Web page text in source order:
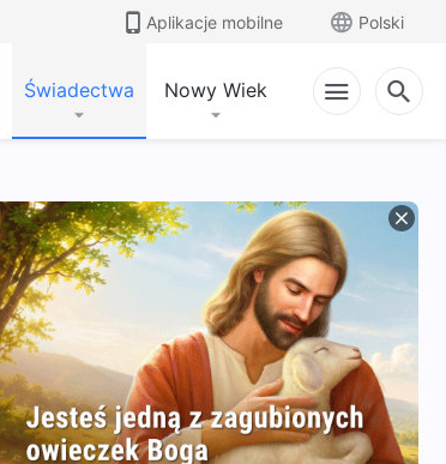
Aplikacje mobilne Polski
Świadectwa Nowy Wiek